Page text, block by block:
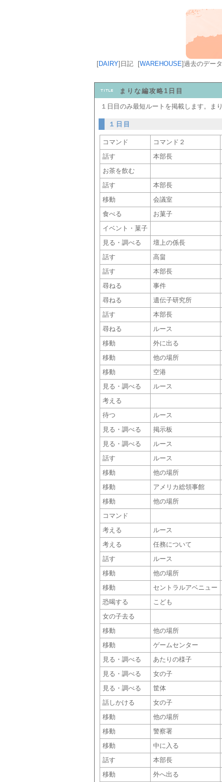
[DAIRY] 日記 [WAREHOUSE]過去のデータ
まりな編攻略1日目
１日目のみ最短ルートを掲載します。ま
１日目
コマンド
コマンド２
話す
本部長
お茶を飲む
話す
本部長
移動
会議室
食べる
お菓子
イベント・菓子
見る・調べる
壇上の係長
話す
高畠
話す
本部長
尋ねる
事件
尋ねる
遺伝子研究所
話す
本部長
尋ねる
ルース
移動
外に出る
移動
他の場所
移動
空港
見る・調べる
ルース
考える
待つ
ルース
見る・調べる
掲示板
見る・調べる
ルース
話す
ルース
移動
他の場所
移動
アメリカ総領事館
移動
他の場所
コマンド
考える
ルース
考える
任務について
話す
ルース
移動
他の場所
移動
セントラルアベニュー
恐喝する
こども
女の子去る
移動
他の場所
移動
ゲームセンター
見る・調べる
あたりの様子
見る・調べる
女の子
見る・調べる
筐体
話しかける
女の子
移動
他の場所
移動
警察署
移動
中に入る
話す
本部長
移動
外へ出る